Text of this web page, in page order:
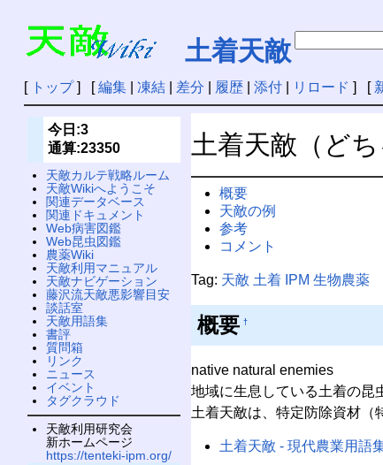
土着天敵
[ トップ] [編集| 凍結| 差分 履歴| 添付| リロード ] [
土着天敵（ど
概要
天敵の例
参考
コメント
Tag: 天敵 土着 IPM 生物農薬
概要 †
native natural enemies
地域に生息している土着の昆
土着天敵は、特定防除資材（
土着天敵 - 現代農業用語
今日:3
通算:23350
天敵カルテ戦略ルーム
天敵Wikiへようこそ
関連データベース
関連ドキュメント
Web病害図鑑
Web昆虫図鑑
農薬Wiki
天敵利用マニュアル
天敵ナビゲーション
藤沢流天敵悪影響目安
談話室
天敵用語集
書評
質問箱
リンク
ニュース
イベント
タグクラウド
天敵利用研究会
新ホームページ
https://tenteki-ipm.org/